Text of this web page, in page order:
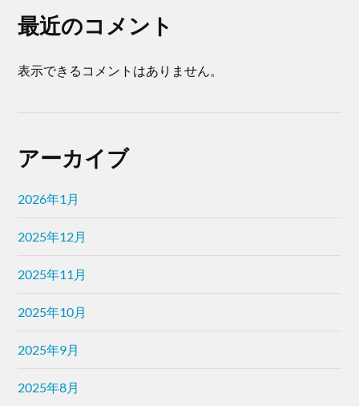
最近のコメント
表示できるコメントはありません。
アーカイブ
2026年1月
2025年12月
2025年11月
2025年10月
2025年9月
2025年8月